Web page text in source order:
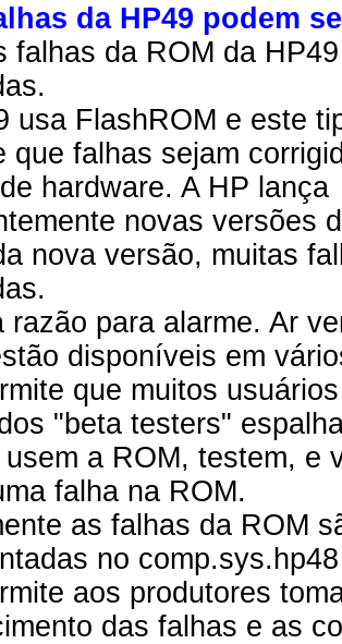
da HP49 podem
falhas da ROM da
usa FlashROM e este
que falhas sejam
hardware. A HP lança
novas versões
nova versão, muitas
razão para alarme. Ar
disponíveis em
que muitos
"beta testers"
usem a ROM, testem, e
falha na ROM.
as falhas da ROM
no
aos produtores
das falhas e as